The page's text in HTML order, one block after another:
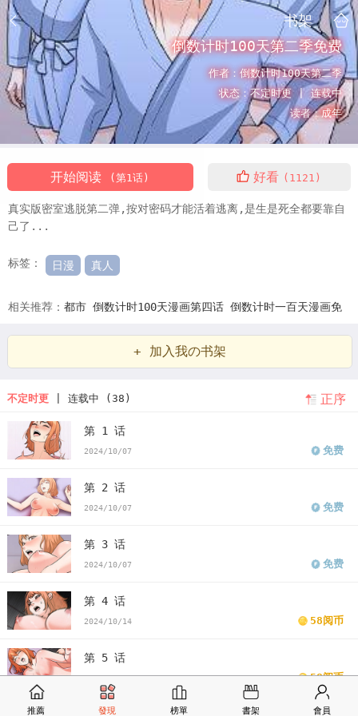
书架
倒数计时100天第二季免费
作者： 倒数计时100天第二季
状态：不定时更 | 连载中
读者：成年
开始阅读 (第1话) 好看 (1121)
真实版密室逃脱第二弹,按对密码才能活着逃离,是生是死全都要靠自
己了...
标签： 日漫 真人
相关推荐： 都市 倒数计时100天漫画第四话 倒数计时一百天漫画免
费倒数记时100天漫画倒计时100天计算倒计时100天图片大全倒
计时一百天图片倒数计时100天漫画第三画倒数计时100天漫画免费
下拉式倒计时100天视频 韩漫倒数计时100天漫
画第四话韩漫倒数计时100天第二季
倒数计时100天第二季免费 倒数
倒数计时100天第二季漫画土豪漫画 倒数计时100天第二季漫画完整
倒数计时100天第二季免费版下拉式
+ 加入我の书架
不定时更| 连载中 (38) 正序
第 1 话
2024/10/07 免费
第 2 话
2024/10/07 免费
第 3 话
2024/10/07 免费
第 4 话
2024/10/14 58阅币
第 5 话
2024/10/21 58阅币
推薦 發現 榜單 書架 會員